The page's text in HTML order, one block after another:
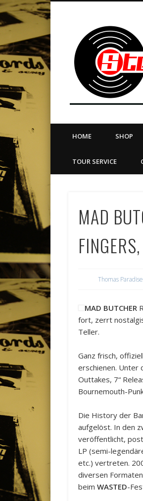
LABEL | MERCH | PRINT |
VimeoDribble LinkedIn
HOME SHOP
TOUR SERVICE
MAD
Thomas Paradise
MAD BUTCHER
fort, zerrt
Teller.
Ganz frisch,
erschienen. Unter
Outtakes, 7“
Bournemouth-
Die History der
aufgelöst. In den
veröffentlicht,
LP (semi-
etc.) vertreten.
diversen
beim WASTED-